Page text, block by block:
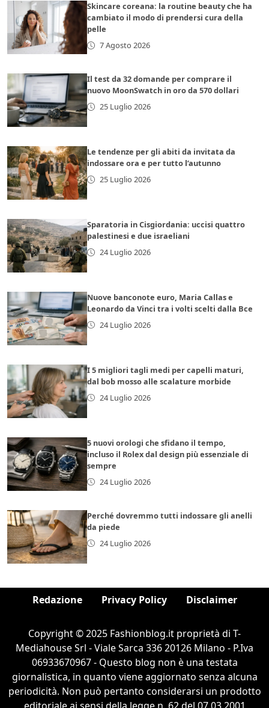
Skincare coreana: la routine beauty che ha
cambiato il modo di prendersi cura della
pelle
7 Agosto 2026
Il test da 32 domande per comprare il
nuovo MoonSwatch in oro da 570 dollari
25 Luglio 2026
Le tendenze per gli abiti da invitata da
indossare ora e per tutto l’autunno
25 Luglio 2026
Sparatoria in Cisgiordania: uccisi quattro
palestinesi e due israeliani
24 Luglio 2026
Nuove banconote euro, Maria Callas e
Leonardo da Vinci tra i volti scelti dalla Bce
24 Luglio 2026
I 5 migliori tagli medi per capelli maturi,
dal bob mosso alle scalature morbide
24 Luglio 2026
5 nuovi orologi che sfidano il tempo,
incluso il Rolex dal design più essenziale di
sempre
24 Luglio 2026
Perché dovremmo tutti indossare gli anelli
da piede
24 Luglio 2026
Redazione Privacy Policy Disclaimer
Copyright © 2025 Fashionblog.it proprietà di T-
Mediahouse Srl - Viale Sarca 336 20126 Milano - P.Iva
06933670967 - Questo blog non è una testata
giornalistica, in quanto viene aggiornato senza alcuna
periodicità. Non può pertanto considerarsi un prodotto